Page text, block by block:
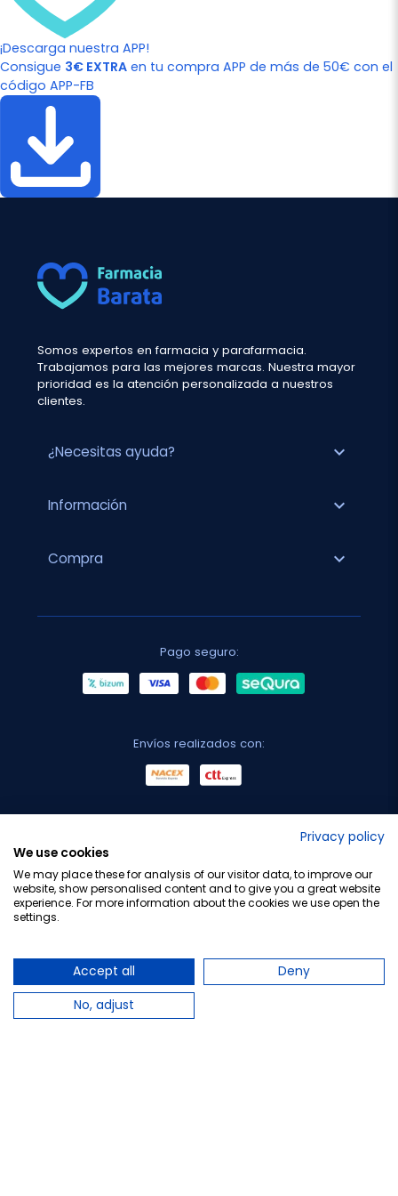
¡Descarga nuestra APP!
Consigue 3€ EXTRA en tu compra APP de más de 50€ con el
código APP-FB
Somos expertos en farmacia y parafarmacia.
Trabajamos para las mejores marcas. Nuestra mayor
prioridad es la atención personalizada a nuestros
clientes.
¿Necesitas ayuda? expand_more
Información expand_more
Compra expand_more
Pago seguro:
Envíos realizados con:
Privacy policy
We use cookies
We may place these for analysis of our visitor data, to improve our
website, show personalised content and to give you a great website
experience. For more information about the cookies we use open the
settings.
Accept all
Deny
No, adjust